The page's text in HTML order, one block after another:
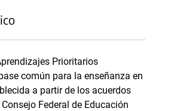
Prioritarios
común para la enseñanza en
a partir de los acuerdos
Federal de Educación